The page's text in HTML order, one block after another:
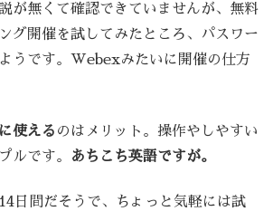
が無くて確認できていませんが、無料
グ開催を試してみたところ、パスワー
うです。Webexみたいに開催の仕方
使える のはメリット。操作やしやすい
ルです。
あちこち英語ですが。
日間だそうで、ちょっと気軽には試